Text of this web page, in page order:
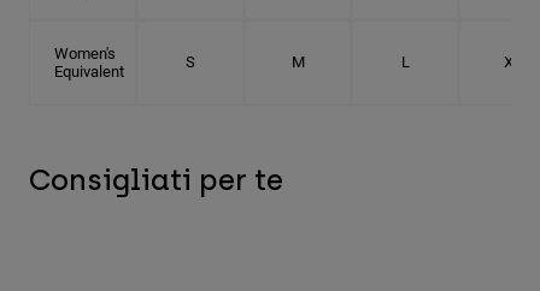
Women's
Equivalent
S M L XL
Consigliati per te